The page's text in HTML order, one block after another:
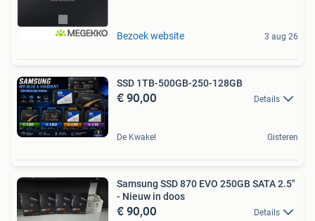
Bezoek website 3 aug 26
SSD 1TB-500GB-250-128GB
€ 90,00 Details
De Kwakel Gisteren
Samsung SSD 870 EVO 250GB SATA 2.5"
- Nieuw in doos
€ 90,00 Details